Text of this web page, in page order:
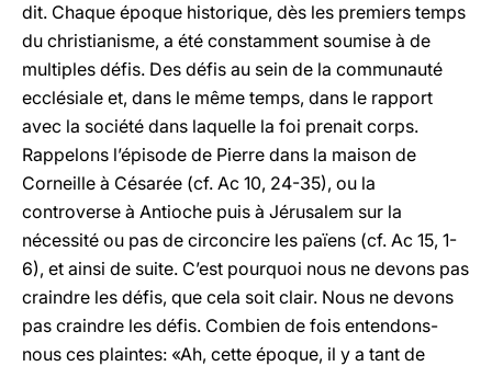
dit. Chaque époque historique, dès les premiers temps
du christianisme, a été constamment soumise à de
multiples défis. Des défis au sein de la communauté
ecclésiale et, dans le même temps, dans le rapport
avec la société dans laquelle la foi prenait corps.
Rappelons l’épisode de Pierre dans la maison de
Corneille à Césarée (cf. Ac 10, 24-35), ou la
controverse à Antioche puis à Jérusalem sur la
nécessité ou pas de circoncire les païens (cf. Ac 15, 1-
6), et ainsi de suite. C’est pourquoi nous ne devons pas
craindre les défis, que cela soit clair. Nous ne devons
pas craindre les défis. Combien de fois entendons-
nous ces plaintes: «Ah, cette époque, il y a tant de